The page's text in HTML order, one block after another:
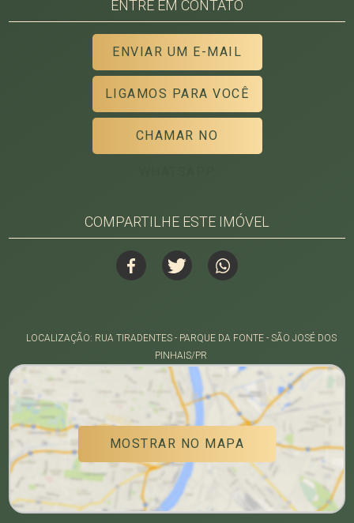
ENTRE EM CONTATO
ENVIAR UM E-MAIL
LIGAMOS PARA VOCÊ
CHAMAR NO
COMPARTILHE ESTE IMÓVEL
LOCALIZAÇÃO: RUA TIRADENTES - PARQUE DA FONTE - SÃO JOSÉ DOS
PINHAIS/PR
MOSTRAR NO MAPA